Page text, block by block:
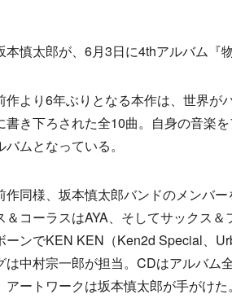
ア
ク
慎太郎が、6月3日に4thアルバム『
より6年ぶりとなる本作は、世界が
書き下ろされた全10曲。自身の音楽
バムとなっている。
同様、坂本慎太郎バンドのメンバ
＆コーラスはAYA、そしてサックス
ーンでKEN KEN（Ken2d Special、
は中村宗一郎が担当。CDはアルバム
アートワークは坂本慎太郎が手がけた。